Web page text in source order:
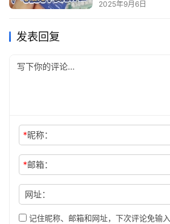
2025年9月6日
发表回复
*昵称：
*邮箱：
网址：
记住昵称、邮箱和网址，下次评论免输入